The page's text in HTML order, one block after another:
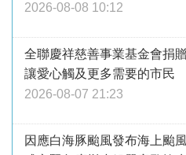
2026-08-08 10:12
全聯慶祥慈善事業基金會捐
讓愛心觸及更多需要的市民
2026-08-07 21:23
因應白海豚颱風發布海上颱